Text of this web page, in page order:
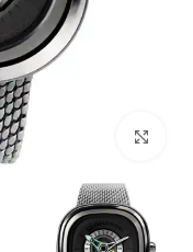
بزرگنمایی تصویر